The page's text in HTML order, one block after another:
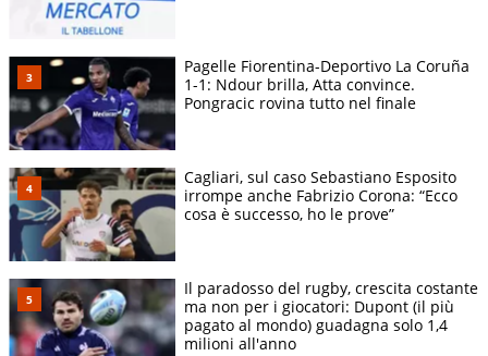
Pagelle Fiorentina-Deportivo La Coruña
1-1: Ndour brilla, Atta convince.
Pongracic rovina tutto nel finale
Cagliari, sul caso Sebastiano Esposito
irrompe anche Fabrizio Corona: “Ecco
cosa è successo, ho le prove”
Il paradosso del rugby, crescita costante
ma non per i giocatori: Dupont (il più
pagato al mondo) guadagna solo 1,4
milioni all'anno